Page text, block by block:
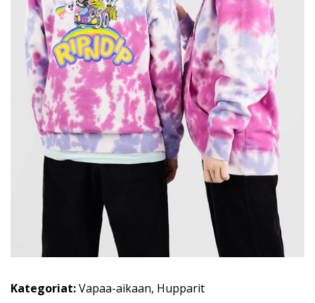
Kategoriat:Vapaa-aikaan, Hupparit